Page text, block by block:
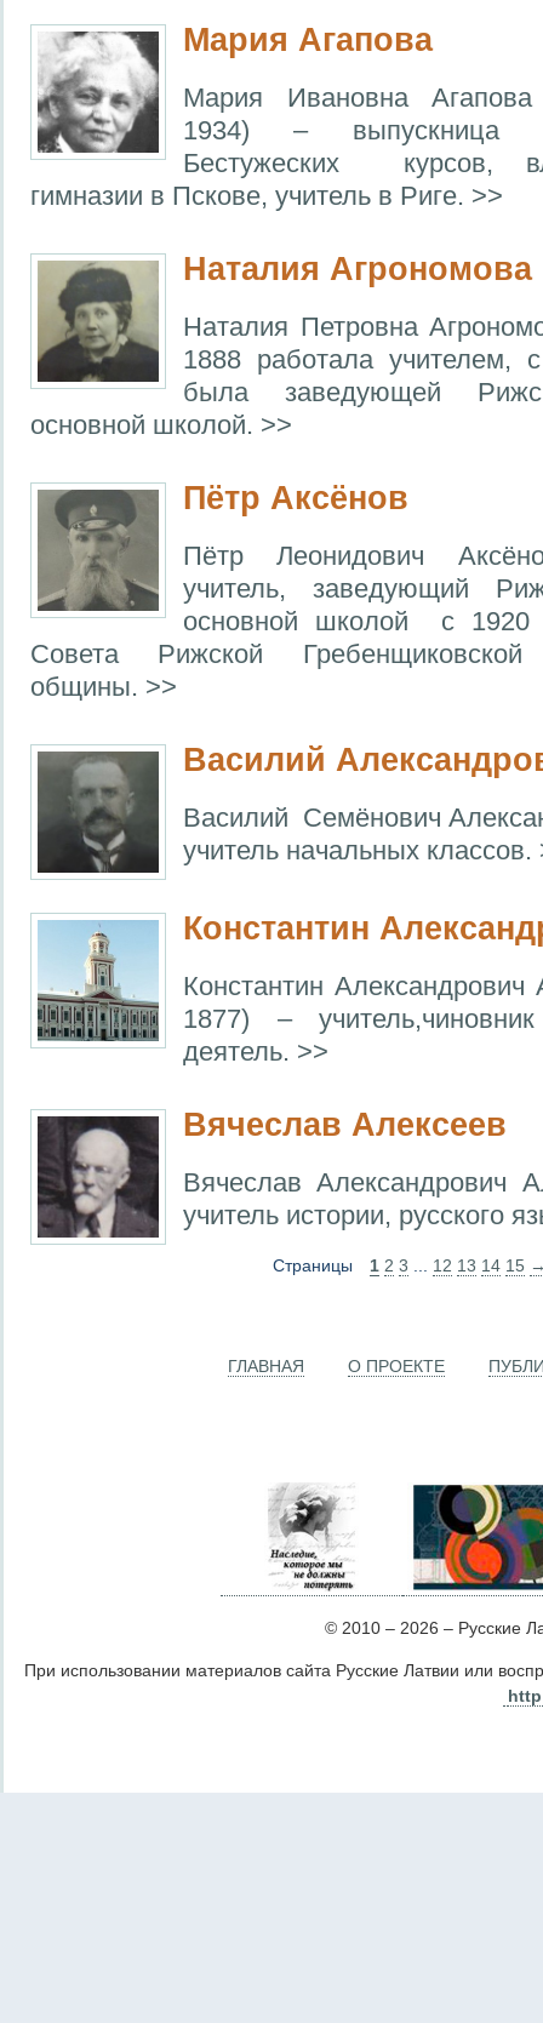
Мария Агапова
Мария Ивановна
1934) – выпускница
Бестужеских курсов,
гимназии в Пскове, учитель в Риге. >>
Наталия Агрономова
Наталия Петровна
1888 работала учителем,
была заведующей
основной школой. >>
Пётр Аксёнов
Пётр Леонидович
учитель, заведующий
основной школой с 1920
Совета Рижской Гребенщиковской
общины. >>
Василий
Василий Семёнович
учитель начальных классов.
Константин
Константин Александрович
1877) –
деятель. >>
Вячеслав Алексеев
Вячеслав Александрович
учитель истории, русского
Страницы 1 2 3 12 13 14 15
ГЛАВНАЯ О ПРОЕКТЕ
© 2010 – 2026 – Русские
При использовании материалов сайта Русские Латвии или